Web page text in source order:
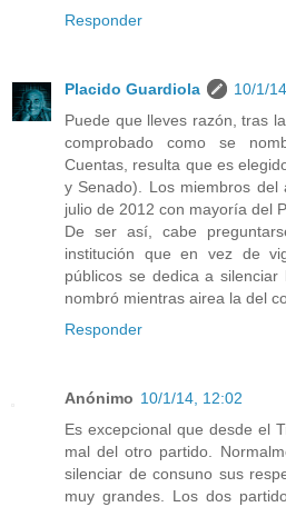
Responder
Placido Guardiola
10/1/
Puede que lleves razón, tras
comprobado como se
Cuentas, resulta que es
y Senado). Los miembros del
julio de 2012 con mayoría del
De ser así, cabe
institución que en vez de
públicos se dedica a
nombró mientras airea la del
Responder
Anónimo 10/1/14, 12:02
Es excepcional que desde el
mal del otro partido.
silenciar de consuno sus
muy grandes. Los dos